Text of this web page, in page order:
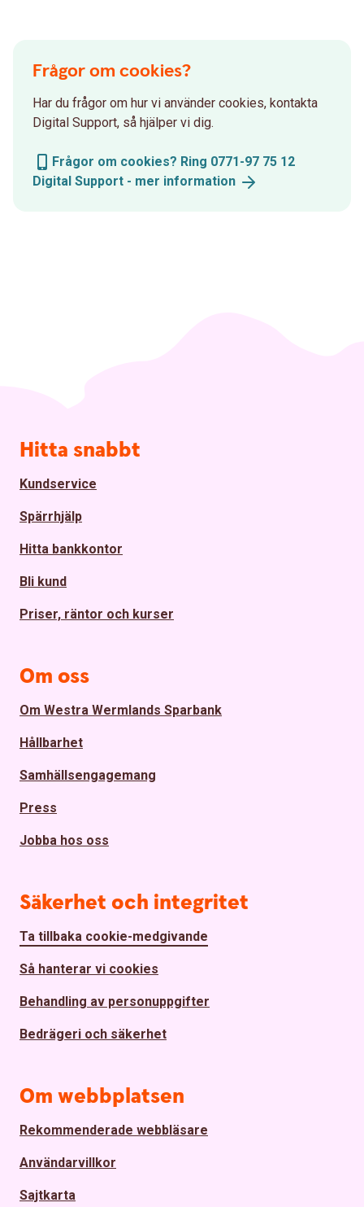
Frågor om cookies?
Har du frågor om hur vi använder cookies, kontakta
Digital Support, så hjälper vi dig.
Frågor om cookies? Ring 0771-97 75 12
Digital Support - mer information
Sidfot
Hitta snabbt
Kundservice
Spärrhjälp
Hitta bankkontor
Bli kund
Priser, räntor och kurser
Om oss
Om Westra Wermlands Sparbank
Hållbarhet
Samhällsengagemang
Press
Jobba hos oss
Säkerhet och integritet
Ta tillbaka cookie-medgivande
Så hanterar vi cookies
Behandling av personuppgifter
Bedrägeri och säkerhet
Om webbplatsen
Rekommenderade webbläsare
Användarvillkor
Sajtkarta